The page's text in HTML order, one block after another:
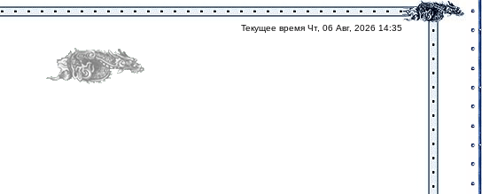
Текущее время Чт, 06 Авг, 2026 14:35